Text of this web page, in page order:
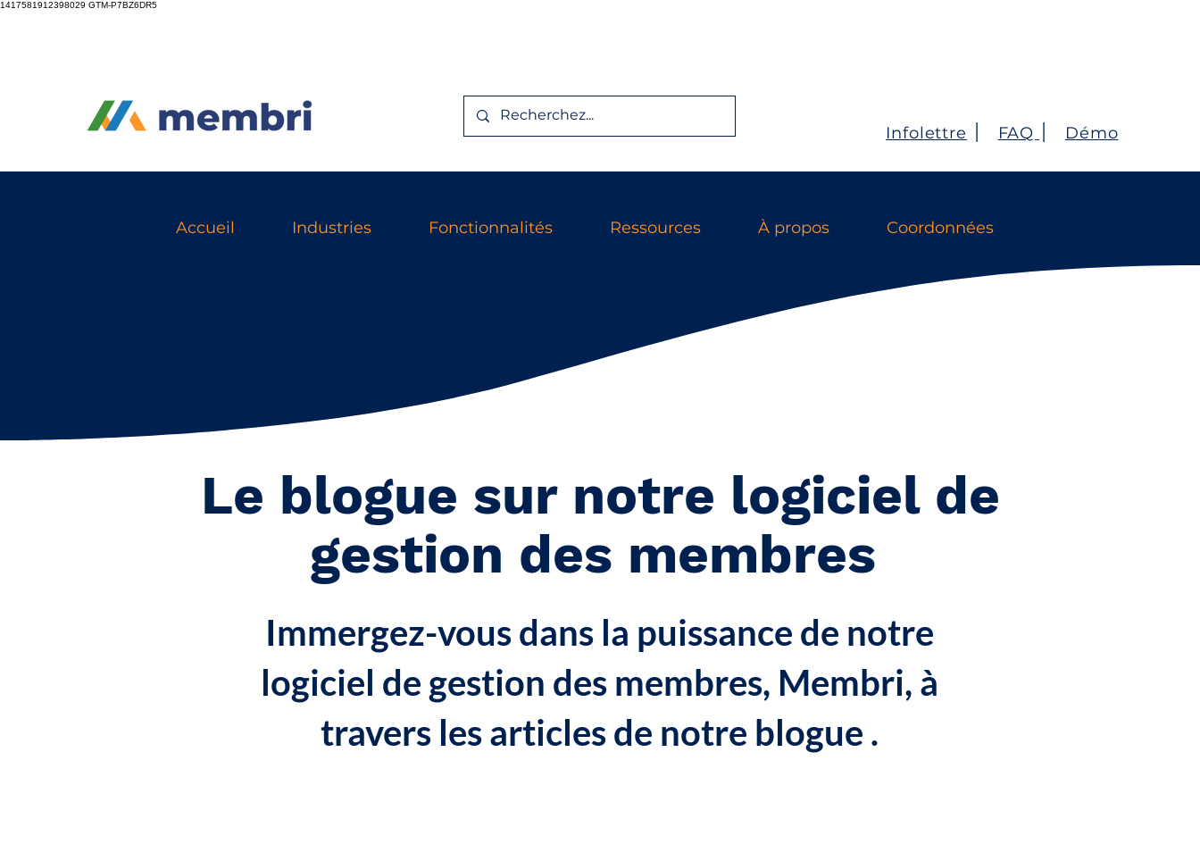
1417581912398029 GTM-P7BZ6DR5
Infolettre FAQ Démo
Accueil Industries Fonctionnalités Ressources À propos Coordonnées
Le blogue sur notre logiciel de
gestion des membres
Immergez-vous dans la puissance de notre
logiciel de gestion des membres, Membri, à
travers les articles de notre blogue .